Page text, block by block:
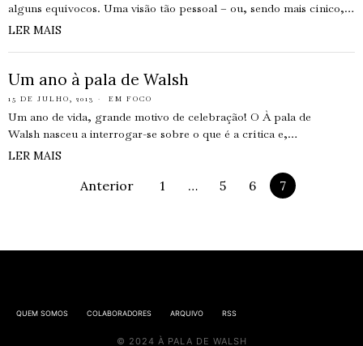
alguns equívocos. Uma visão tão pessoal – ou, sendo mais cínico,…
LER MAIS
Um ano à pala de Walsh
15 DE JULHO, 2013 EM FOCO
Um ano de vida, grande motivo de celebração! O À pala de
Walsh nasceu a interrogar-se sobre o que é a crítica e,…
LER MAIS
Anterior 1 … 5 6 7
QUEM SOMOS COLABORADORES ARQUIVO RSS
© 2024 À PALA DE WALSH